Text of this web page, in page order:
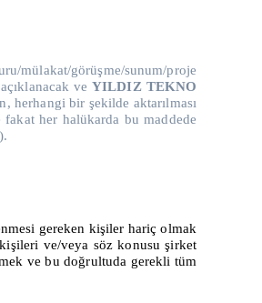
mülakat/görüşme/sunum/proje
veYILDIZ TEKNO
herhangi bir şekilde aktarılması
her halükarda bu maddede
gereken kişiler hariç olmak
ve/veya söz konusu şirket
ve bu doğrultuda gerekli tüm